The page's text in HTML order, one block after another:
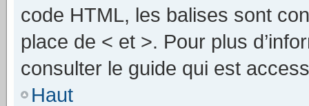
code HTML, les balises sont
place de < et >. Pour plus
consulter le guide qui est
Haut